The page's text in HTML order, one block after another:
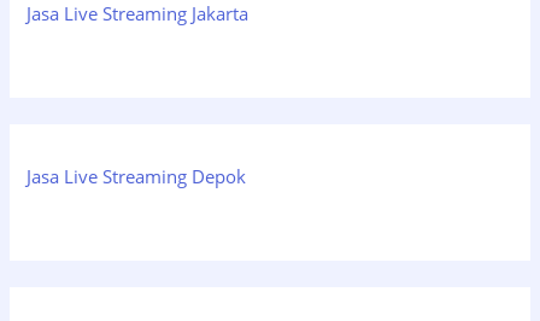
Jasa Live Streaming Jakarta
Jasa Live Streaming Depok